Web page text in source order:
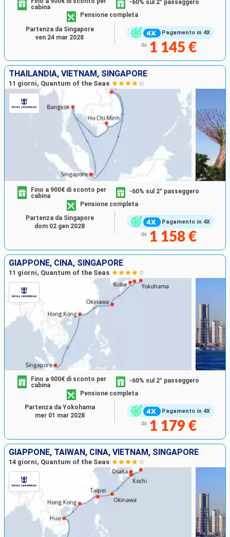
Pagamento in 4X
cabina
-60% sul 2° passeggero
Pensione completa
da 1 145 €
Partenza da Singapore
ven 24 mar 2028
THAILANDIA, VIETNAM, SINGAPORE
11 giorni, Quantum of the Seas
Pagamento in 4X
Fino a 900€ di sconto per
cabina
-60% sul 2° passeggero
Pensione completa
da 1 158 €
Partenza da Singapore
dom 02 gen 2028
GIAPPONE, CINA, SINGAPORE
11 giorni, Quantum of the Seas
Pagamento in 4X
Fino a 900€ di sconto per
cabina
-60% sul 2° passeggero
Pensione completa
da 1 179 €
Partenza da Yokohama
mer 01 mar 2028
GIAPPONE, TAIWAN, CINA, VIETNAM, SINGAPORE
14 giorni, Quantum of the Seas